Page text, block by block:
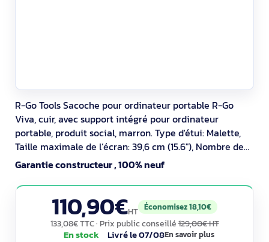
R-Go Tools Sacoche pour ordinateur portable R-Go
Viva, cuir, avec support intégré pour ordinateur
portable, produit social, marron. Type d'étui: Malette,
Taille maximale de l’écran: 39,6 cm (15.6"), Nombre de
compartiments: 2, Portable à là main, Sangle épaule.
Poids: 1,32 kg. Coloration de surface: Monochromatique
Garantie constructeur , 100% neuf
110,90€HT Économisez 18,10€
133,08€ TTC· Prix public conseillé129,00€ HT
En stock Livré le 07/08En savoir plus